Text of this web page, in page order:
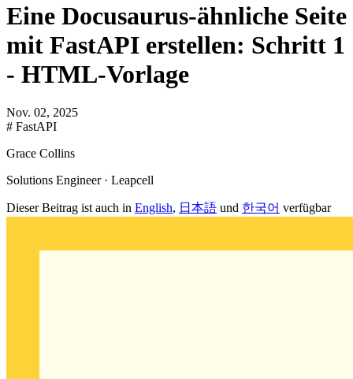
Eine Docusaurus-ähnliche Seite
mit FastAPI erstellen: Schritt 1
- HTML-Vorlage
Nov. 02, 2025
# FastAPI
Grace Collins
Solutions Engineer · Leapcell
Dieser Beitrag ist auch in English, 日本語 und 한국어 verfügbar